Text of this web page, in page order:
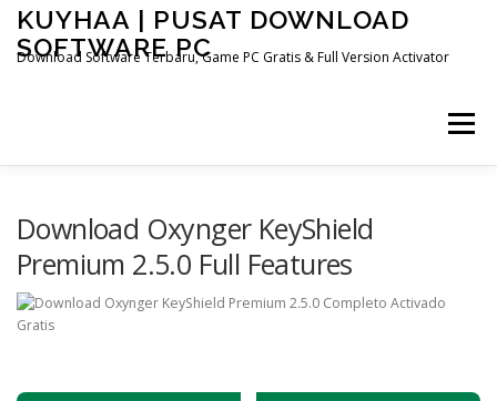
Skip
content
KUYHAA | PUSAT DOWNLOAD
SOFTWARE PC
Download Software Terbaru, Game PC Gratis & Full Version Activator
Menu
Download Oxynger KeyShield
Premium 2.5.0 Full Features